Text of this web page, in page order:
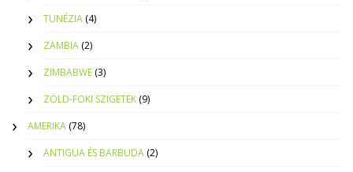
TUNÉZIA (4)
ZAMBIA (2)
ZIMBABWE (3)
ZÖLD-FOKI SZIGETEK (9)
AMERIKA (78)
ANTIGUA ÉS BARBUDA (2)